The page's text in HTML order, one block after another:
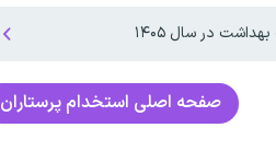
در سال ۱۴۰۵
صفحه اصلی استخدام پرستاران